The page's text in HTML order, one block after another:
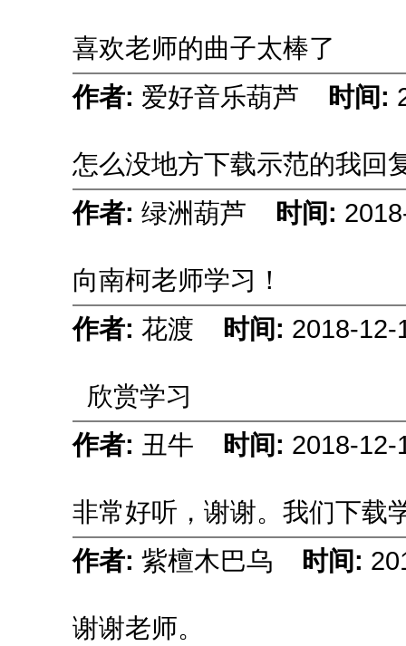
喜欢老师的曲子太棒了
作者: 爱好音乐葫芦 时间:
怎么没地方下载示范的我回
作者: 绿洲葫芦 时间:
向南柯老师学习！
作者: 花渡 时间: 2018-12-
欣赏学习
作者: 丑牛 时间: 2018-12-
非常好听，谢谢。我们下载
作者: 紫檀木巴乌 时间:
谢谢老师。